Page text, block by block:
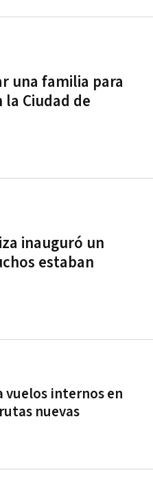
una familia para
la Ciudad de
inauguró un
estaban
vuelos internos en
nuevas